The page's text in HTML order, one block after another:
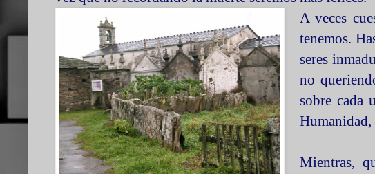
A veces
tenemos.
seres
no
sobre cada
Humanidad,
Mientras,